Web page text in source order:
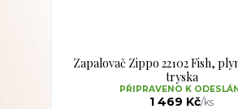
Zapalovač Zippo 22102 Fish,
tryska
1 469 Kč/ks
PŘIPRAVENO K